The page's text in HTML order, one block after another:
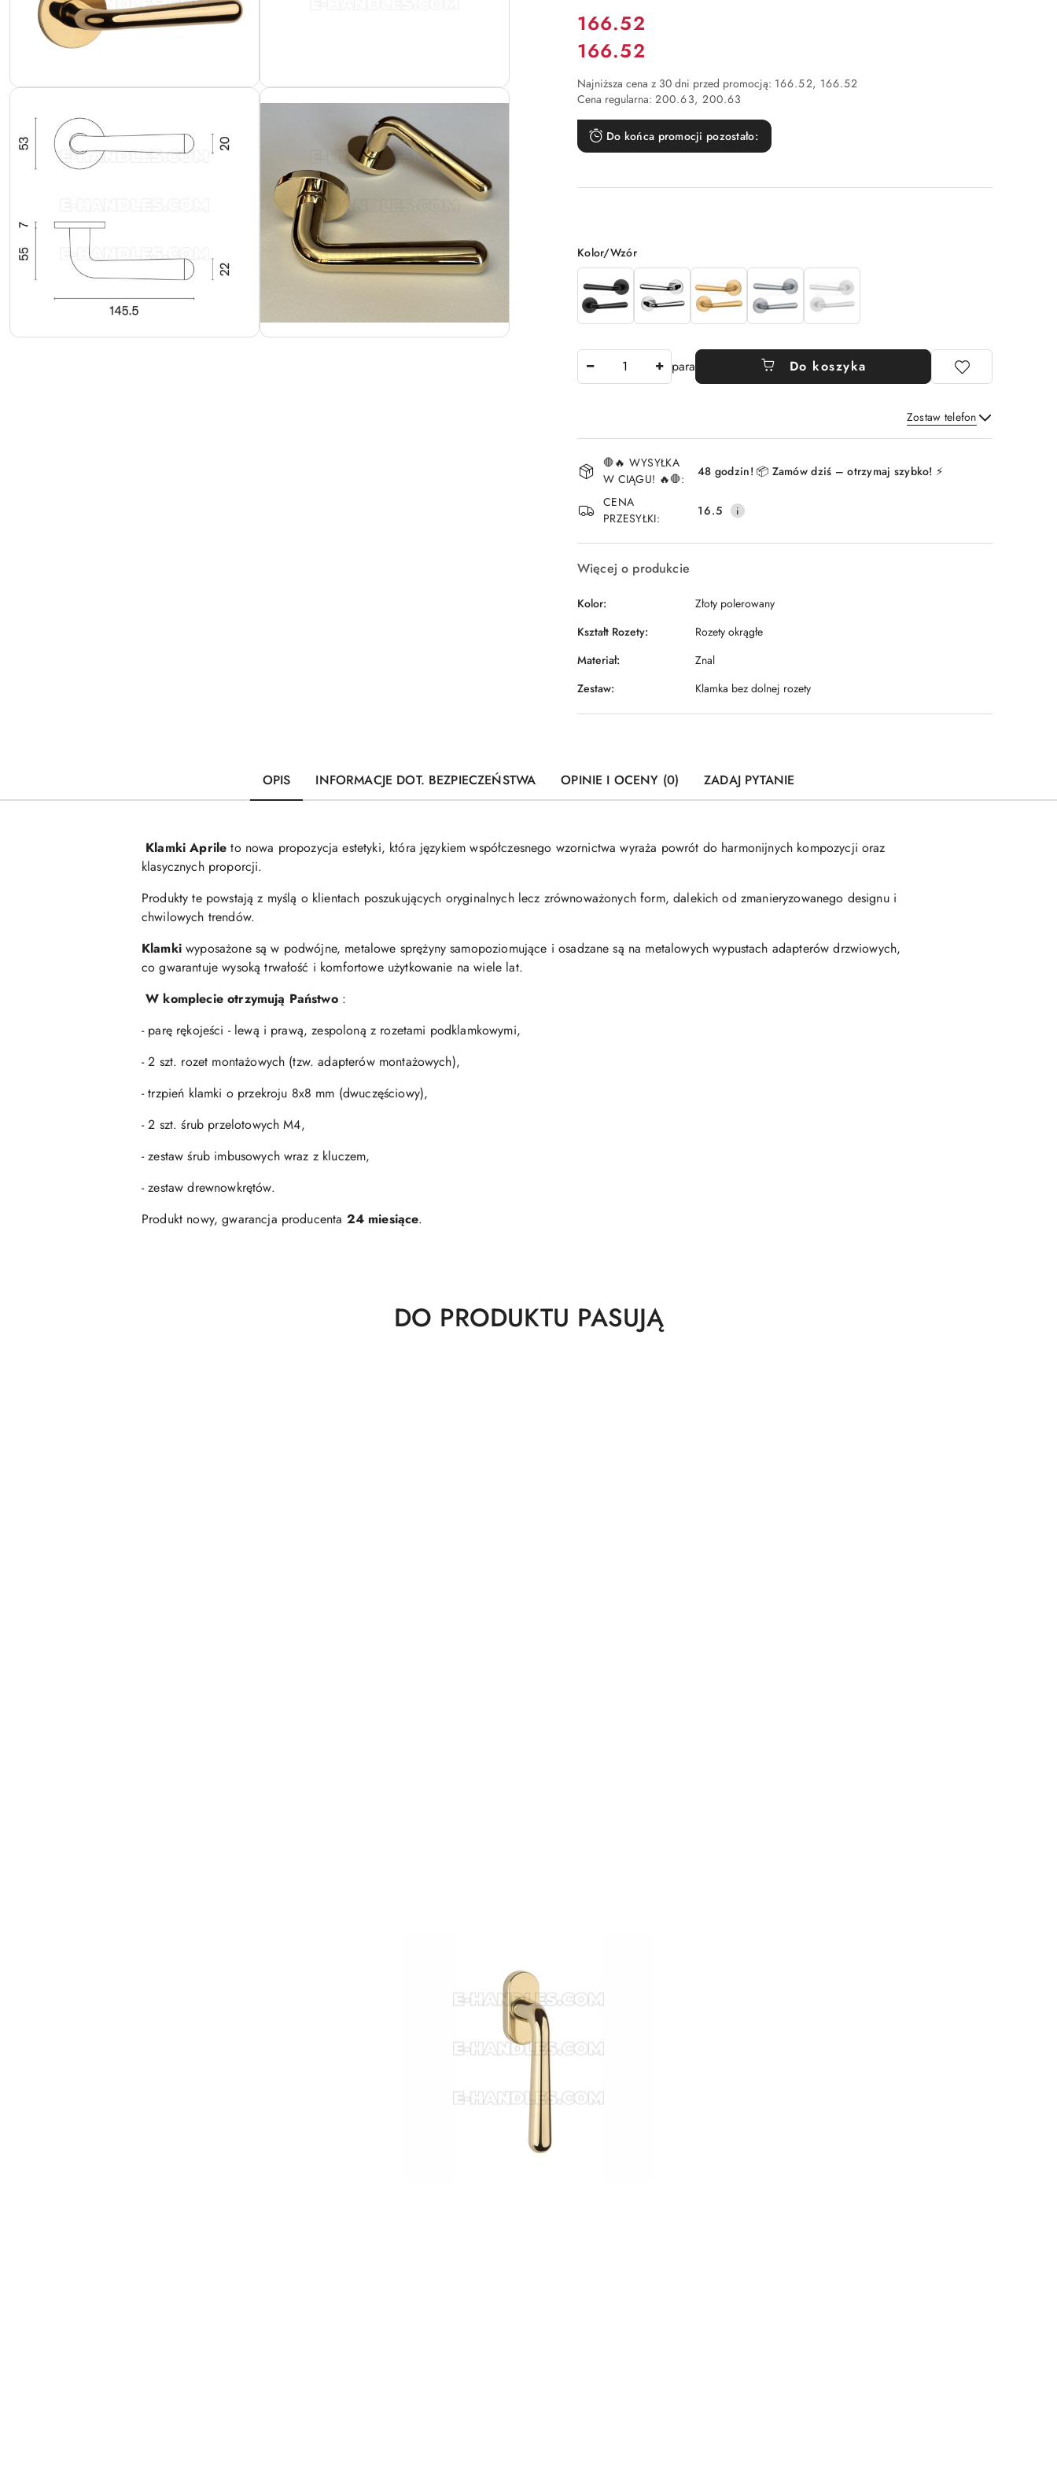
Cena:
166.52
Cena:
166.52
Najniższa cena z 30 dni przed promocją: 166.52 166.52
Cena regularna: 200.63 200.63
Do końca promocji pozostało:
Wariant
Kolor/Wzór
para Do koszyka
Zostaw telefon
Wyślij
Dostępność
i
dostawa
🛑🔥 WYSYŁKA
W CIĄGU! 🔥🛑:
48 godzin! 📦 Zamów dziś – otrzymaj szybko! ⚡
CENA
PRZESYŁKI:
16.5
Więcej o produkcie
Kolor:
Złoty polerowany
Kształt Rozety:
Rozety okrągłe
Materiał:
Znal
Zestaw:
Klamka bez dolnej rozety
OPIS INFORMACJE DOT. BEZPIECZEŃSTWA OPINIE I OCENY (0) ZADAJ PYTANIE
Klamki Aprile to nowa propozycja estetyki, która językiem współczesnego wzornictwa wyraża powrót do harmonijnych kompozycji oraz
klasycznych proporcji.
Produkty te powstają z myślą o klientach poszukujących oryginalnych lecz zrównoważonych form, dalekich od zmanieryzowanego designu i
chwilowych trendów.
Klamkiwyposażone są w podwójne, metalowe sprężyny samopoziomujące i osadzane są na metalowych wypustach adapterów drzwiowych,
co gwarantuje wysoką trwałość i komfortowe użytkowanie na wiele lat.
W komplecie otrzymują Państwo:
- parę rękojeści - lewą i prawą, zespoloną z rozetami podklamkowymi,
- 2 szt. rozet montażowych (tzw. adapterów montażowych),
- trzpień klamki o przekroju 8x8 mm (dwuczęściowy),
- 2 szt. śrub przelotowych M4,
- zestaw śrub imbusowych wraz z kluczem,
- zestaw drewnowkrętów.
Produkt nowy, gwarancja producenta 24 miesiące.
Produkty
DO PRODUKTU PASUJĄ